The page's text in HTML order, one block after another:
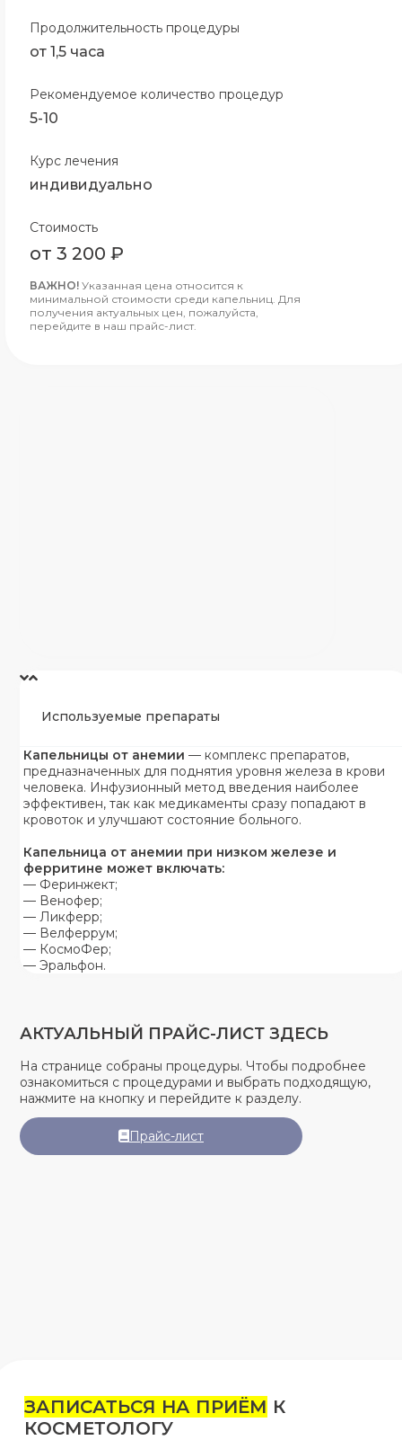
Продолжительность процедуры
от 1,5 часа
Рекомендуемое количество процедур
5-10
Курс лечения
индивидуально
Стоимость
от 3 200 ₽
ВАЖНО! Указанная цена относится к
минимальной стоимости среди капельниц. Для
получения актуальных цен, пожалуйста,
перейдите в наш прайс-лист.
Используемые препараты
Капельницы от анемии — комплекс препаратов,
предназначенных для поднятия уровня железа в крови
человека. Инфузионный метод введения наиболее
эффективен, так как медикаменты сразу попадают в
кровоток и улучшают состояние больного.
Капельница от анемии при низком железе и
ферритине может включать:
— Феринжект;
— Венофер;
— Ликферр;
— Велферрум;
— КосмоФер;
— Эральфон.
АКТУАЛЬНЫЙ ПРАЙС-ЛИСТ ЗДЕСЬ
На странице собраны процедуры. Чтобы подробнее
ознакомиться с процедурами и выбрать подходящую,
нажмите на кнопку и перейдите к разделу.
Прайс-лист
ЗАПИСАТЬСЯ НА ПРИЁМ К
КОСМЕТОЛОГУ